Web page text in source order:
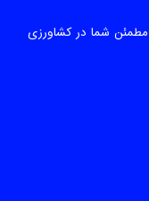
شما در کشاورزی